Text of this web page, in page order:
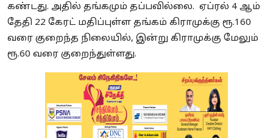
கண்டது. அதில் தங்கமும் தப்பவில்லை. ஏப்ரல் 4 ஆம்
தேதி 22 கேரட் மதிப்புள்ள தங்கம் கிராமுக்கு ரூ.160
வரை குறைந்த நிலையில், இன்று கிராமுக்கு மேலும்
ரூ.60 வரை குறைந்துள்ளது.